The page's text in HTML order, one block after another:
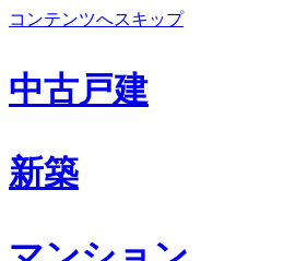
コンテンツへスキップ
中古戸建
新築